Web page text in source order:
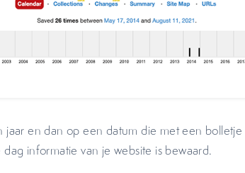
jaar en dan op een datum die met een
informatie van je website is bewaard.